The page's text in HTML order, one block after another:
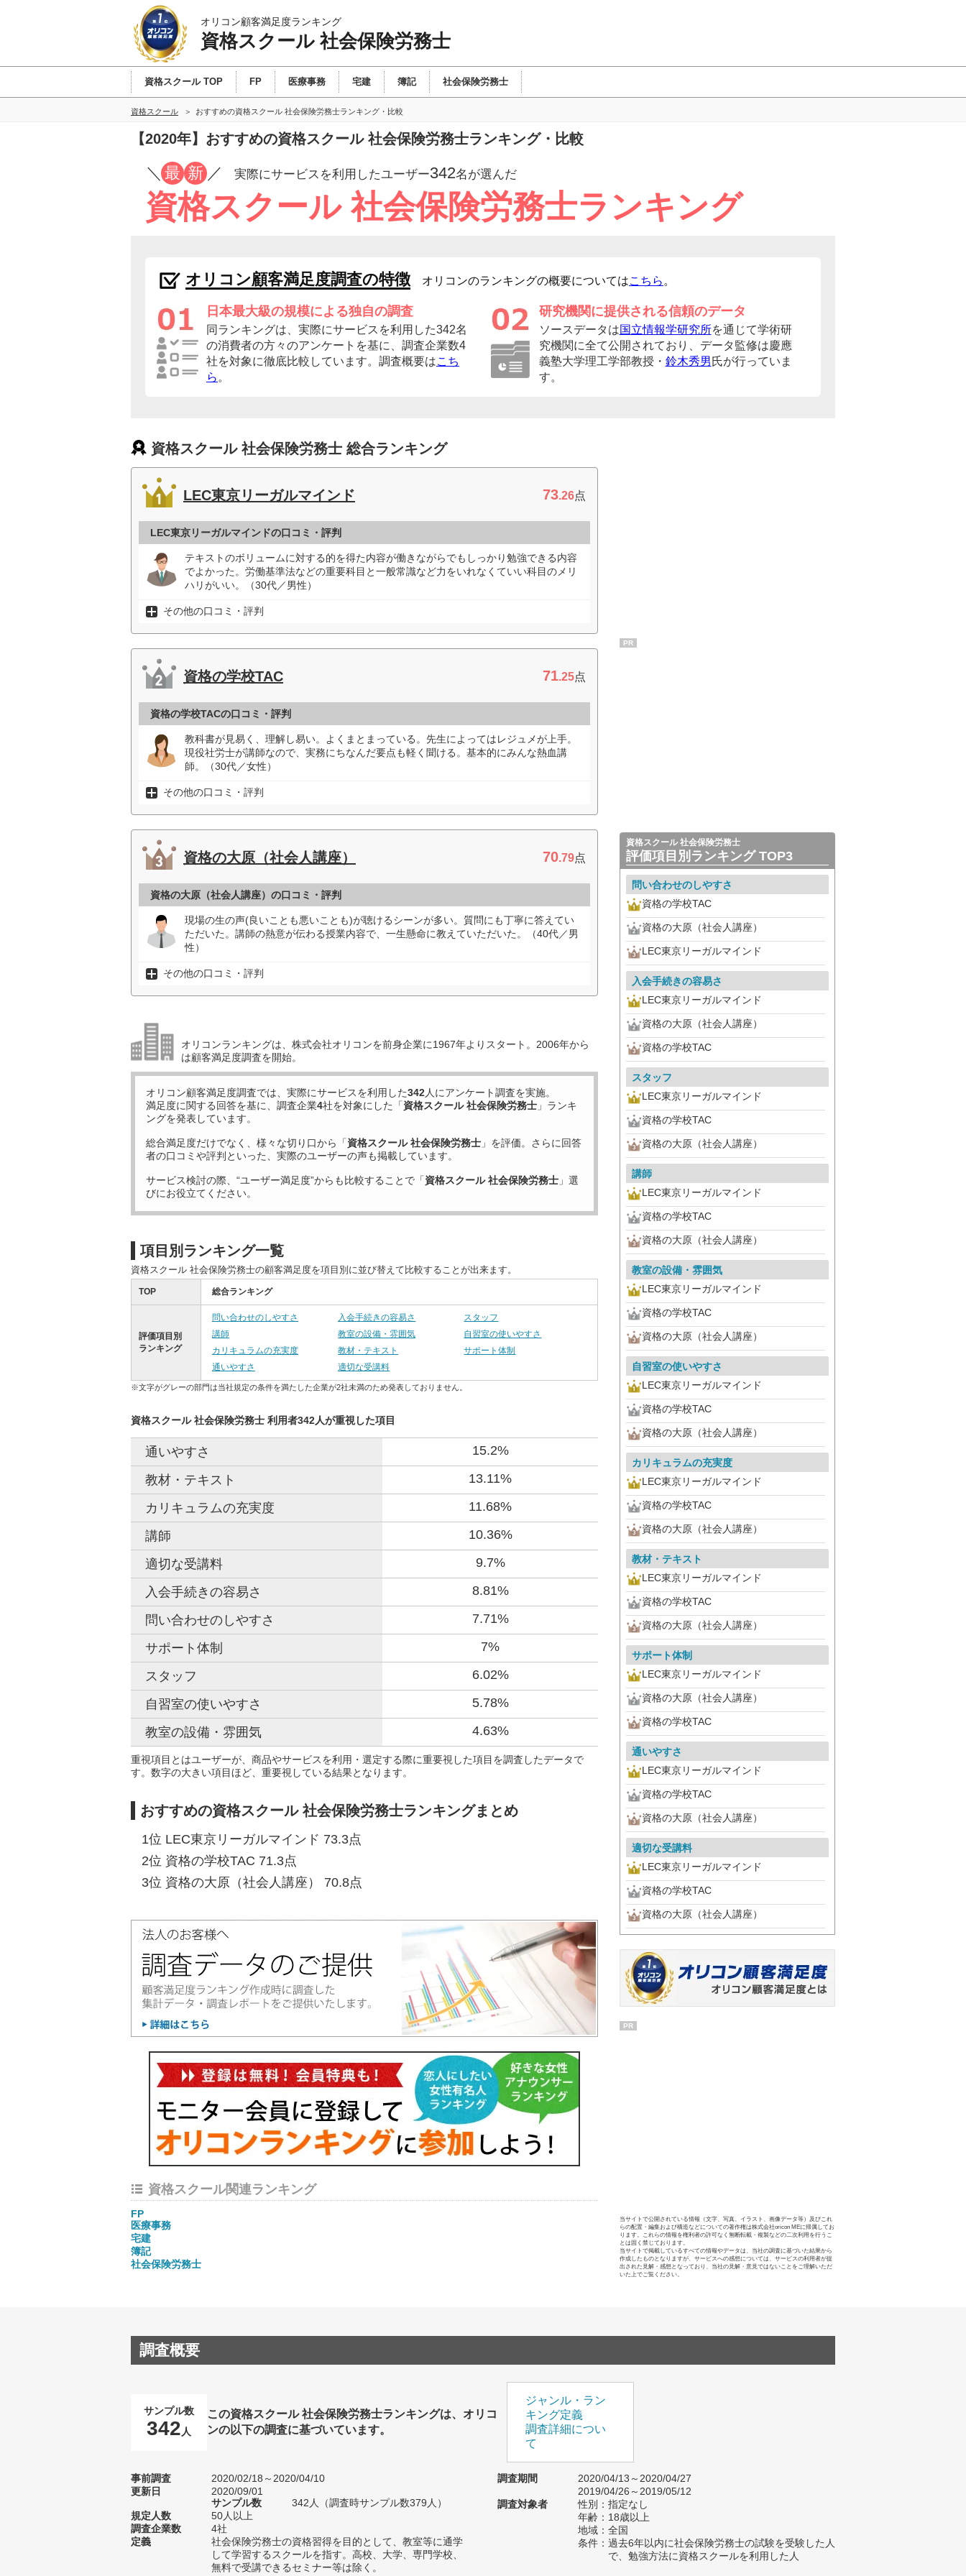
オリコン顧客満足度ランキング
資格スクール 社会保険労務士
資格スクール TOP FP 医療事務 宅建 簿記 社会保険労務士
資格スクール おすすめの資格スクール 社会保険労務士ランキング・比較
【2020年】おすすめの資格スクール 社会保険労務士ランキング・比較
／ 最 新 ／ 実際にサービスを利用したユーザー342名が選んだ
資格スクール 社会保険労務士ランキング
オリコン顧客満足度調査の特徴 オリコンのランキングの概要についてはこちら 。
日本最大級の規模による独自の調査
同ランキングは、実際にサービスを利用した342名
の消費者の方々のアンケートを基に、調査企業数4
社を対象に徹底比較しています。調査概要はこち
ら 。
研究機関に提供される信頼のデータ
ソースデータは国立情報学研究所を通じて学術研
究機関に全て公開されており、データ監修は慶應
義塾大学理工学部教授・ 鈴木秀男 氏が行っていま
す。
資格スクール 社会保険労務士 総合ランキング
LEC東京リーガルマインド 73.26点
LEC東京リーガルマインドの口コミ・評判
テキストのボリュームに対する的を得た内容が働きながらでもしっかり勉強できる内容
でよかった。労働基準法などの重要科目と一般常識など力をいれなくていい科目のメリ
ハリがいい。（30代／男性）
その他の口コミ・評判
資格の学校TAC 71.25点
資格の学校TACの口コミ・評判
教科書が見易く、理解し易い。よくまとまっている。先生によってはレジュメが上手。
現役社労士が講師なので、実務にちなんだ要点も軽く聞ける。基本的にみんな熱血講
師。（30代／女性）
その他の口コミ・評判
資格の大原（社会人講座） 70.79点
資格の大原（社会人講座）の口コミ・評判
現場の生の声(良いことも悪いことも)が聴けるシーンが多い。質問にも丁寧に答えてい
ただいた。講師の熱意が伝わる授業内容で、一生懸命に教えていただいた。（40代／男
性）
その他の口コミ・評判
オリコンランキングは、株式会社オリコンを前身企業に1967年よりスタート。2006年から
は顧客満足度調査を開始。
オリコン顧客満足度調査では、実際にサービスを利用した342人にアンケート調査を実施。
満足度に関する回答を基に、調査企業4社を対象にした「資格スクール 社会保険労務士 」ランキ
ングを発表しています。
総合満足度だけでなく、様々な切り口から「資格スクール 社会保険労務士 」を評価。さらに回答
者の口コミや評判といった、実際のユーザーの声も掲載しています。
サービス検討の際、“ユーザー満足度”からも比較することで「資格スクール 社会保険労務士 」選
びにお役立てください。
項目別ランキング一覧
資格スクール 社会保険労務士の顧客満足度を項目別に並び替えて比較することが出来ます。
TOP 総合ランキング
評価項目別
ランキング
問い合わせのしやすさ 入会手続きの容易さ
スタッフ
講師
教室の設備・雰囲気
自習室の使いやすさ
カリキュラムの充実度
教材・テキスト
サポート体制
通いやすさ
適切な受講料
※文字がグレーの部門は当社規定の条件を満たした企業が2社未満のため発表しておりません。
資格スクール 社会保険労務士 利用者342人が重視した項目
通いやすさ 15.2%
教材・テキスト 13.11%
カリキュラムの充実度 11.68%
講師 10.36%
適切な受講料 9.7%
入会手続きの容易さ 8.81%
問い合わせのしやすさ 7.71%
サポート体制 7%
スタッフ 6.02%
自習室の使いやすさ 5.78%
教室の設備・雰囲気 4.63%
重視項目とはユーザーが、商品やサービスを利用・選定する際に重要視した項目を調査したデータで
す。数字の大きい項目ほど、重要視している結果となります。
おすすめの資格スクール 社会保険労務士ランキングまとめ
1位 LEC東京リーガルマインド 73.3点
2位 資格の学校TAC 71.3点
3位 資格の大原（社会人講座） 70.8点
資格スクール関連ランキング
FP
医療事務
宅建
簿記
社会保険労務士
PR
資格スクール 社会保険労務士
評価項目別ランキング TOP3
問い合わせのしやすさ
資格の学校TAC
資格の大原（社会人講座）
LEC東京リーガルマインド
入会手続きの容易さ
LEC東京リーガルマインド
資格の大原（社会人講座）
資格の学校TAC
スタッフ
LEC東京リーガルマインド
資格の学校TAC
資格の大原（社会人講座）
講師
LEC東京リーガルマインド
資格の学校TAC
資格の大原（社会人講座）
教室の設備・雰囲気
LEC東京リーガルマインド
資格の学校TAC
資格の大原（社会人講座）
自習室の使いやすさ
LEC東京リーガルマインド
資格の学校TAC
資格の大原（社会人講座）
カリキュラムの充実度
LEC東京リーガルマインド
資格の学校TAC
資格の大原（社会人講座）
教材・テキスト
LEC東京リーガルマインド
資格の学校TAC
資格の大原（社会人講座）
サポート体制
LEC東京リーガルマインド
資格の大原（社会人講座）
資格の学校TAC
通いやすさ
LEC東京リーガルマインド
資格の学校TAC
資格の大原（社会人講座）
適切な受講料
LEC東京リーガルマインド
資格の学校TAC
資格の大原（社会人講座）
PR
当サイトで公開されている情報（文字、写真、イラスト、画像データ等）及びこれ
らの配置・編集および構造などについての著作権は株式会社oricon MEに帰属してお
ります。これらの情報を権利者の許可なく無断転載・複製などの二次利用を行うこ
とは固く禁じております。
当サイトで掲載しているすべての情報やデータは、当社の調査に基づいた結果から
作成したものとなりますが、サービスへの感想については、サービスの利用者が提
出された見解・感想となっており、当社の見解・意見ではないことをご理解いただ
いた上でご覧ください。
調査概要
サンプル数
342 人
この資格スクール 社会保険労務士ランキングは、オリコ
ンの以下の調査に基づいています。
ジャンル・ラン
キング定義
調査詳細につい
て
事前調査
2020/02/18～2020/04/10
更新日
2020/09/01
サンプル数
342人（調査時サンプル数379人）
規定人数
50人以上
調査企業数
4社
定義
社会保険労務士の資格習得を目的として、教室等に通学
して学習するスクールを指す。高校、大学、専門学校、
無料で受講できるセミナー等は除く。
調査期間
2020/04/13～2020/04/27
2019/04/26～2019/05/12
調査対象者
性別：指定なし
年齢：18歳以上
地域：全国
条件：過去6年以内に社会保険労務士の試験を受験した人
で、勉強方法に資格スクールを利用した人